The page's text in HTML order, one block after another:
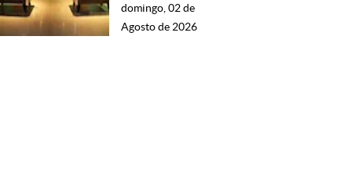
domingo, 02 de
Agosto de 2026